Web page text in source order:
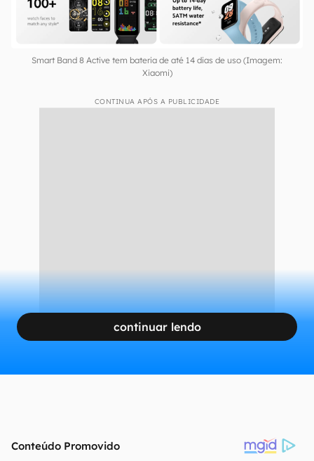
Smart Band 8 Active tem bateria de até 14 dias de uso (Imagem:
Xiaomi)
CONTINUA APÓS A PUBLICIDADE
continuar lendo